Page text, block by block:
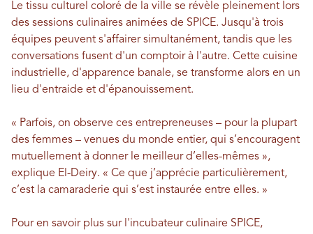
Le tissu culturel coloré de la ville se révèle pleinement lors
des sessions culinaires animées de SPICE. Jusqu'à trois
équipes peuvent s'affairer simultanément, tandis que les
conversations fusent d'un comptoir à l'autre. Cette cuisine
industrielle, d'apparence banale, se transforme alors en un
lieu d'entraide et d'épanouissement.
« Parfois, on observe ces entrepreneuses – pour la plupart
des femmes – venues du monde entier, qui s’encouragent
mutuellement à donner le meilleur d’elles-mêmes »,
explique El-Deiry. « Ce que j’apprécie particulièrement,
c’est la camaraderie qui s’est instaurée entre elles. »
Pour en savoir plus sur l'incubateur culinaire SPICE,